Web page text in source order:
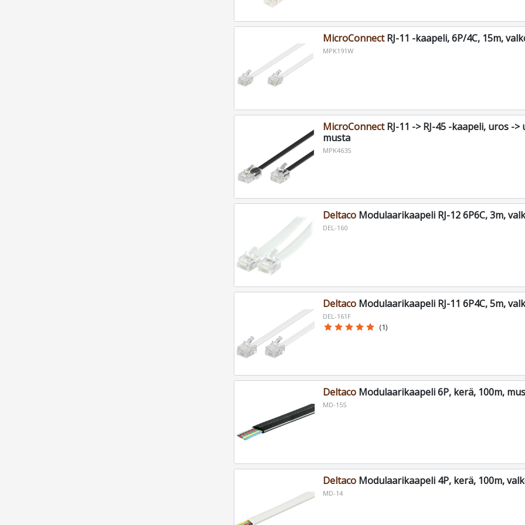
MicroConnectRJ-11 -kaapeli, 6P/4C, 15m,
MPK191W
MicroConnectRJ-11 -> RJ-45 -kaapeli, uros ->
musta
MPK463S
DeltacoModulaarikaapeli RJ-12 6P6C, 3m,
DEL-160
DeltacoModulaarikaapeli RJ-11 6P4C, 5m,
DEL-161F
star star star star star (1)
DeltacoModulaarikaapeli 6P, kerä, 100m,
MD-15S
DeltacoModulaarikaapeli 4P, kerä, 100m,
MD-14